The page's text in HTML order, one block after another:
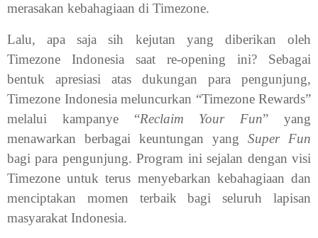
merasakan kebahagiaan di Timezone.
Lalu, apa saja sih kejutan yang diberikan oleh
Timezone Indonesia saat re-opening ini? Sebagai
bentuk apresiasi atas dukungan para pengunjung,
Timezone Indonesia meluncurkan “Timezone Rewards”
melalui kampanye “Reclaim Your Fun” yang
menawarkan berbagai keuntungan yang Super Fun
bagi para pengunjung. Program ini sejalan dengan visi
Timezone untuk terus menyebarkan kebahagiaan dan
menciptakan momen terbaik bagi seluruh lapisan
masyarakat Indonesia.